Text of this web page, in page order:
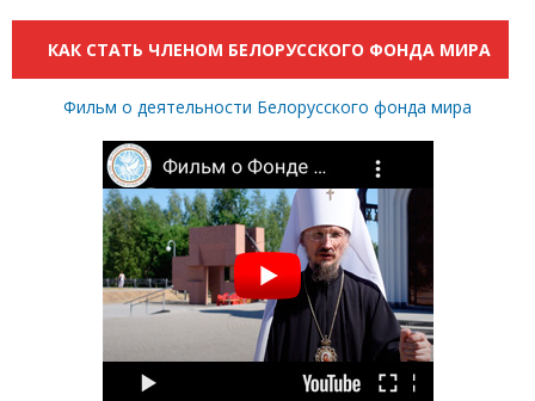
КАК СТАТЬ ЧЛЕНОМ БЕЛОРУССКОГО ФОНДА МИРА
Фильм о деятельности Белорусского фонда мира